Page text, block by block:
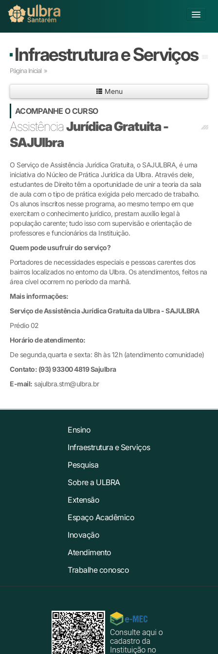
Buscar
Matricule-se
Graduação
Pós-graduação
Pesquisa
Extensão
Infraestrutura e Serviços
Inovação
Sobre a ULBRA
Infraestrutura e Serviços
Página Inicial »
Menu
ACOMPANHE O CURSO
AssistênciaJurídica Gratuita -
SAJUlbra
O Serviço de Assistência Jurídica Gratuita, o SAJULBRA, é uma
iniciativa do Núcleo de Prática Jurídica da Ulbra. Através dele,
estudantes de Direito têm a oportunidade de unir a teoria da sala
de aula com o tipo de prática exigida pelo mercado de trabalho.
Os alunos inscritos nesse programa, ao mesmo tempo em que
exercitam o conhecimento jurídico, prestam auxílio legal à
população carente; tudo isso com supervisão e orientação de
professores e funcionários da Instituição.
Quem pode usufruir do serviço?
Portadores de necessidades especiais e pessoas carentes dos
bairros localizados no entorno da Ulbra. Os atendimentos, feitos na
área cível ocorrem no período da manhã.
Mais informações:
Serviço de Assistência Jurídica Gratuita da Ulbra - SAJULBRA
Prédio 02
Horário de atendimento:
De segunda,quarta e sexta: 8h às 12h (atendimento comunidade)
Contato: (93) 93300 4819 Sajulbra
E-mail: sajulbra.stm@ulbra.br
Ensino
Infraestrutura e Serviços
Pesquisa
Sobre a ULBRA
Extensão
Espaço Acadêmico
Inovação
Atendimento
Trabalhe conosco